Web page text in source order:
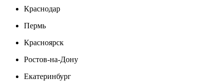
Краснодар
Пермь
Красноярск
Ростов-на-Дону
Екатеринбург